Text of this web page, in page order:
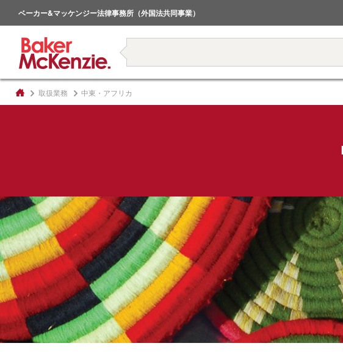
ベーカー&マッケンジー法律事務所（外国法共同事業）
著書
取扱業務 中東・アフリカ